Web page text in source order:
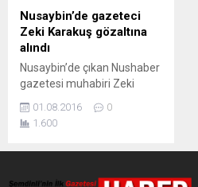
Nusaybin’de gazeteci
Zeki Karakuş gözaltına
alındı
Nusaybin’de çıkan Nushaber
gazetesi muhabiri Zeki
bulunan polis kontrol
noktasında gözaltına alındı.
gazetesi muhabiri Zeki
01.08.2016
0
1.600